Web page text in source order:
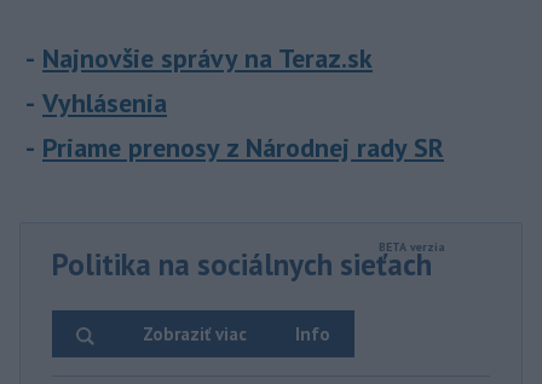
Najnovšie správy na Teraz.sk
Vyhlásenia
Priame prenosy z Národnej rady SR
Politika na sociálnych sieťach
Info
Zobraziť viac